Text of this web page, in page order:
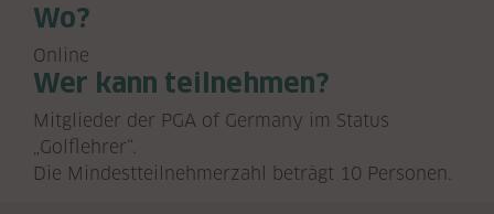
Wo?
Online
Wer kann teilnehmen?
Mitglieder der PGA of Germany im Status
„Golflehrer“.
Die Mindestteilnehmerzahl beträgt 10 Personen.